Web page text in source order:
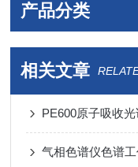
产品分类
相关文章
PE600原子吸收
气相色谱仪色谱